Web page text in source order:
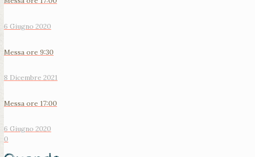
6 Giugno 2020
Messa ore 9:30
8 Dicembre 2021
Messa ore 17:00
6 Giugno 2020
0